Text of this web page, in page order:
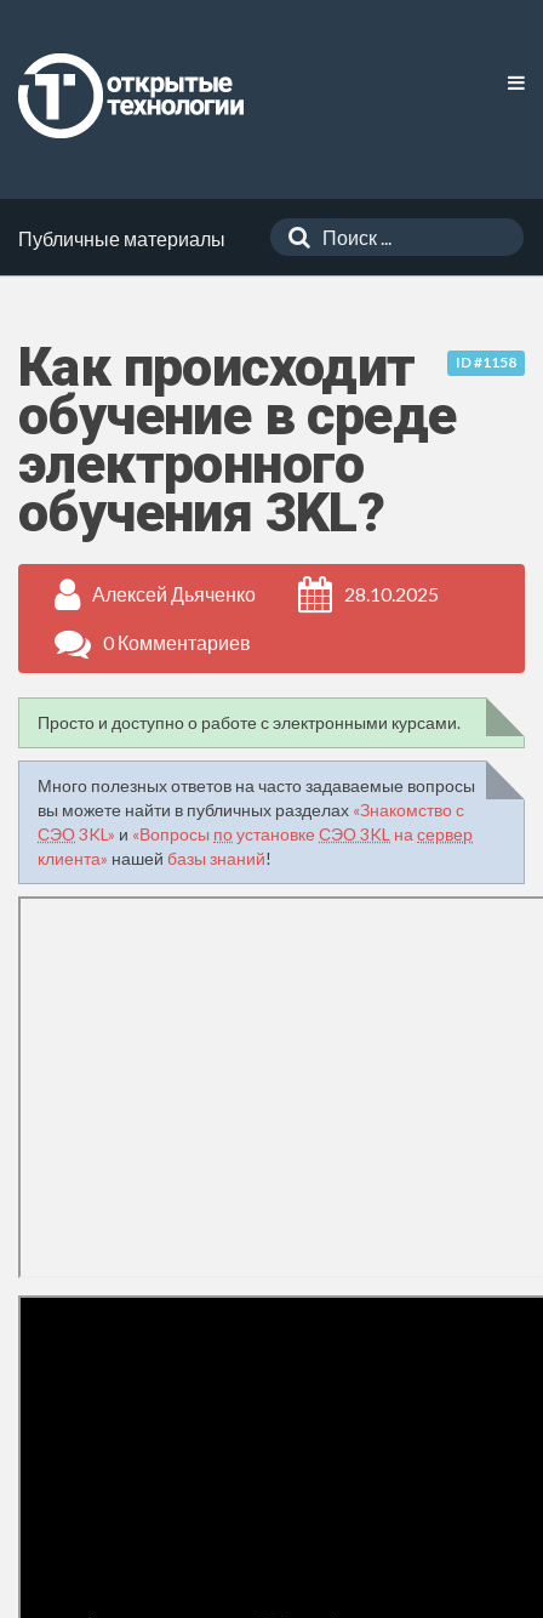
Публичные материалы
ID #1158
Как происходит
обучение в среде
электронного
обучения 3KL?
Алексей Дьяченко 28.10.2025
0 Комментариев
Просто и доступно о работе с электронными курсами.
Много полезных ответов на часто задаваемые вопросы
вы можете найти в публичных разделах «Знакомство с
СЭО3KL» и «Вопросы поустановке СЭО 3KL насервер
клиента» нашей базы знаний!